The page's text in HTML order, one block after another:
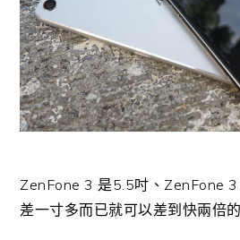
ZenFone 3 是5.5吋、ZenFone
差一寸多而已就可以差到快兩倍